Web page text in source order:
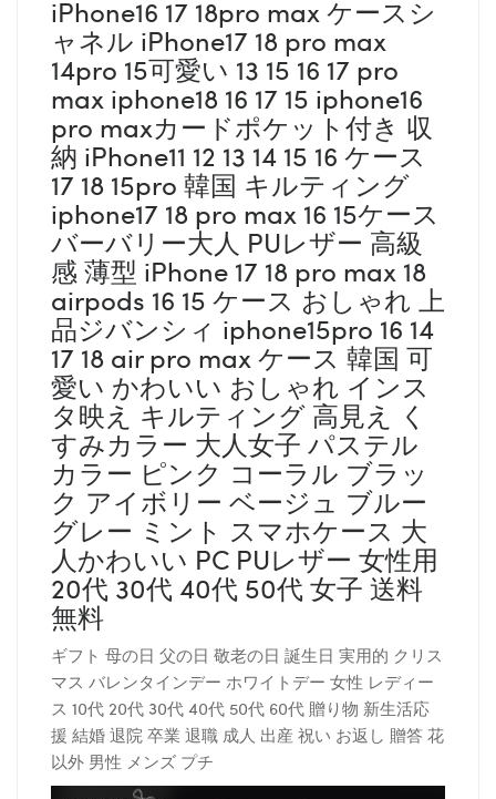
iPhone16 17 18pro max ケースシ
ャネル iPhone17 18 pro max
14pro 15可愛い 13 15 16 17 pro
max iphone18 16 17 15 iphone16
pro maxカードポケット付き 収
納 iPhone11 12 13 14 15 16 ケース
17 18 15pro 韓国 キルティング
iphone17 18 pro max 16 15ケース
バーバリー大人 PUレザー 高級
感 薄型 iPhone 17 18 pro max 18
airpods 16 15 ケース おしゃれ 上
品ジバンシィ iphone15pro 16 14
17 18 air pro max ケース 韓国 可
愛い かわいい おしゃれ インス
タ映え キルティング 高見え く
すみカラー 大人女子 パステル
カラー ピンク コーラル ブラッ
ク アイボリー ベージュ ブルー
グレー ミント スマホケース 大
人かわいい PC PUレザー 女性用
20代 30代 40代 50代 女子 送料
無料
ギフト 母の日 父の日 敬老の日 誕生日 実用的 クリス
マス バレンタインデー ホワイトデー 女性 レディー
ス 10代 20代 30代 40代 50代 60代 贈り物 新生活応
援 結婚 退院 卒業 退職 成人 出産 祝い お返し 贈答 花
以外 男性 メンズ プチ